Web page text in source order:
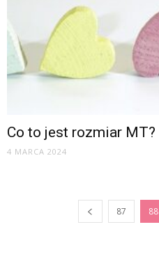
Co to jest rozmiar MT?
4 MARCA 2024
87 88